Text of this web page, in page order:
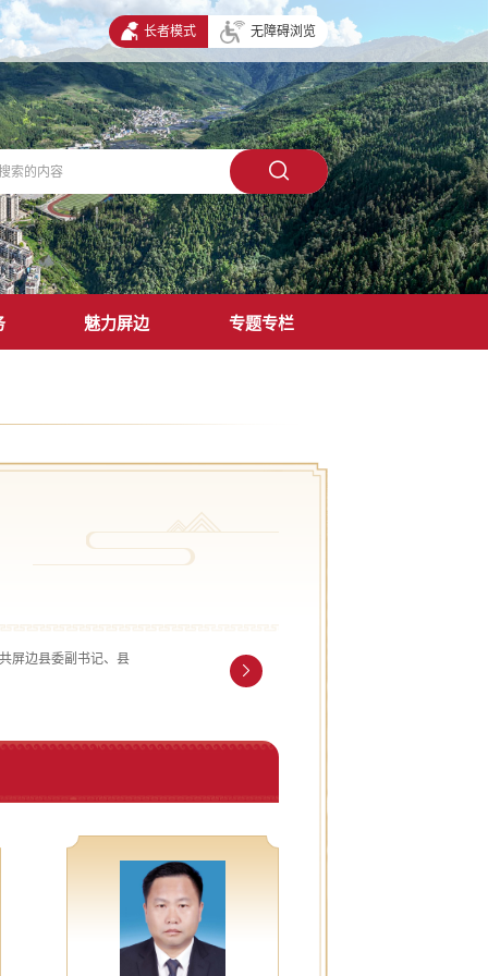
长者模式 无障碍浏览
魅力屏边 专题专栏
屏边县委副书记、县